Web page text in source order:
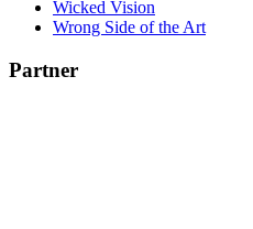
Wicked Vision
Wrong Side of the Art
Partner